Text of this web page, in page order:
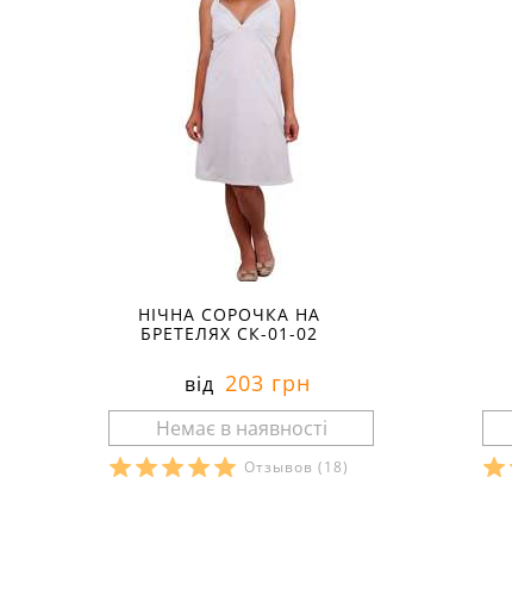
НІЧНА СОРОЧКА НА
БРЕТЕЛЯХ СК-01-02
від 203 грн
Отзывов (18)